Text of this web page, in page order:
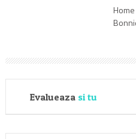
Home
Evalueaza si tu